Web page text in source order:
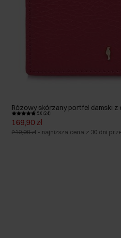
Różowy skórzany portfel damski z
5.0 (24)
169,90 zł
219,90 zł - najniższa cena z 30 dni